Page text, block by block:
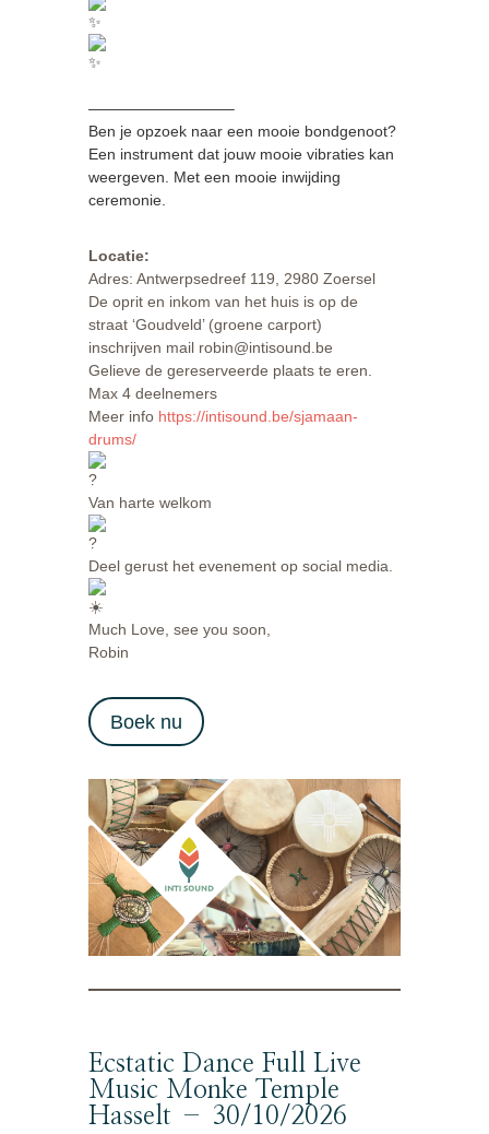
—————————–
Ben je opzoek naar een mooie bondgenoot?
Een instrument dat jouw mooie vibraties kan
weergeven. Met een mooie inwijding
ceremonie.
Locatie:
Adres: Antwerpsedreef 119, 2980 Zoersel
De oprit en inkom van het huis is op de
straat ‘Goudveld’ (groene carport)
inschrijven mail robin@intisound.be
Gelieve de gereserveerde plaats te eren.
Max 4 deelnemers
Meer info https://intisound.be/sjamaan-
drums/
Van harte welkom
Deel gerust het evenement op social media.
Much Love, see you soon,
Robin
Boek nu
Ecstatic Dance Full Live
Music Monke Temple
Hasselt – 30/10/2026